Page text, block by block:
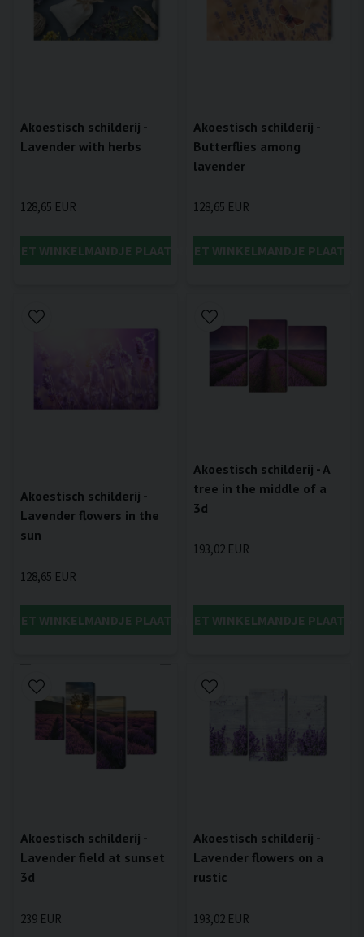
Akoestisch schilderij -
Lavender with herbs
128,65 EUR
HET WINKELMANDJE PLAATSEN
Akoestisch schilderij -
Butterflies among
lavender
128,65 EUR
IN HET WINKELMANDJE
Akoestisch schilderij -
Lavender flowers in the
sun
128,65 EUR
HET WINKELMANDJE PLAATSEN
Akoestisch schilderij - A
tree in the middle of a
3d
193,02 EUR
IN HET WINKELMANDJE
Akoestisch schilderij -
Lavender field at sunset
3d
239 EUR
Akoestisch schilderij -
Lavender flowers on a
rustic
193,02 EUR